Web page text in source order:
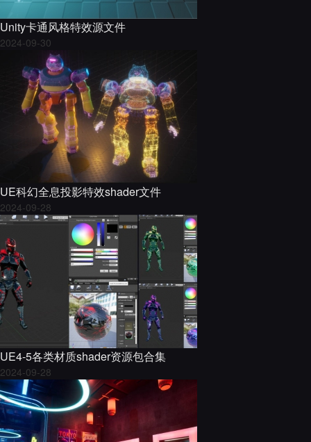
Unity卡通风格特效源文件
2024-09-30
UE科幻全息投影特效shader文件
2024-09-28
UE4-5各类材质shader资源包合集
2024-09-28